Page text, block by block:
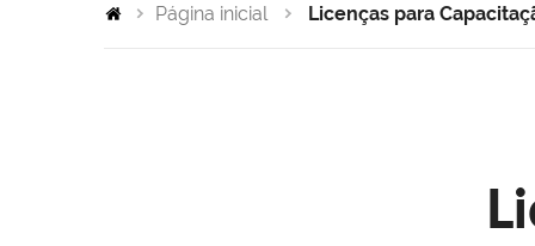
Página inicial Licenças para